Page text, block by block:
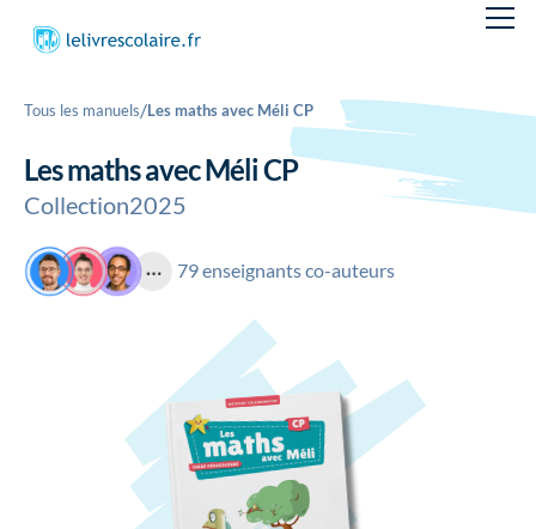
Tous les manuels/Les maths avec Méli CP
Les maths avec Méli CP
Collection2025
79 enseignants co-auteurs